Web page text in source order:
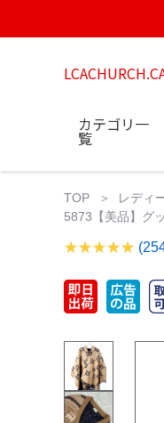
カテゴリ一
覧
TOP レディ
5873【美品】グ